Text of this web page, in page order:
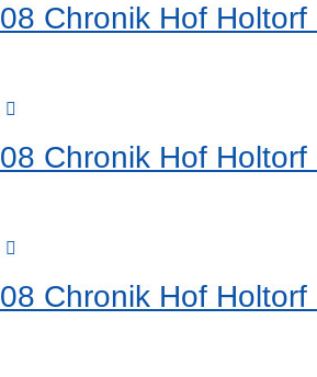
Chronik Hof
Chronik Hof
Chronik Hof